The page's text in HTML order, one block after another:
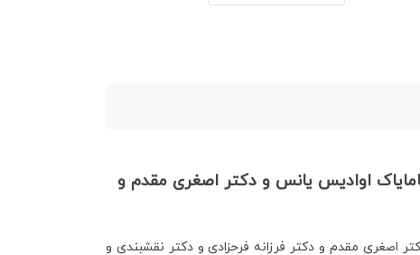
اوادیس یانس و دکتر اصغری مقدم و
مقدم و دکتر فرزانه فرحزادی و دکتر نقشبندی و